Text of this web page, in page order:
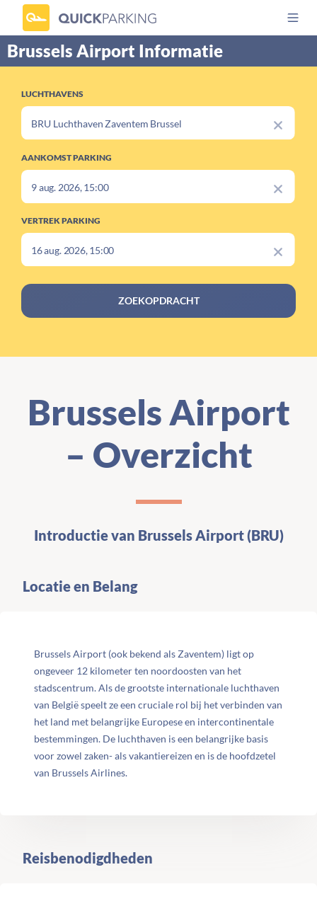
Brussels Airport Informatie
LUCHTHAVENS
AANKOMST PARKING
VERTREK PARKING
ZOEKOPDRACHT
Brussels Airport
– Overzicht
Introductie van Brussels Airport (BRU)
Locatie en Belang
Brussels Airport (ook bekend als Zaventem) ligt op
ongeveer 12 kilometer ten noordoosten van het
stadscentrum. Als de grootste internationale luchthaven
van België speelt ze een cruciale rol bij het verbinden van
het land met belangrijke Europese en intercontinentale
bestemmingen. De luchthaven is een belangrijke basis
voor zowel zaken- als vakantiereizen en is de hoofdzetel
van Brussels Airlines.
Reisbenodigdheden